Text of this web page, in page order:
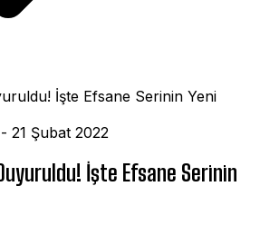
İşte Efsane Serinin Yeni
- 21 Şubat 2022
İşte Efsane Serinin